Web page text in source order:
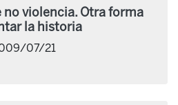
violencia. Otra forma
la historia
07/21